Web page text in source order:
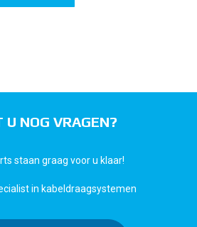
U NOG VRAGEN?
staan graag voor u klaar!
in kabeldraagsystemen